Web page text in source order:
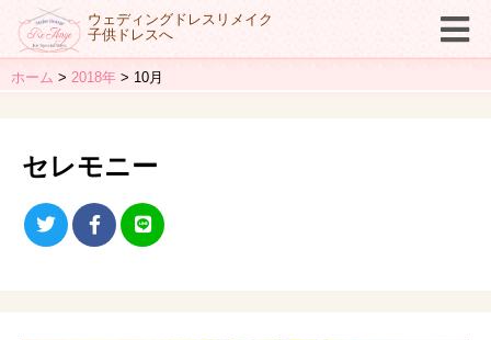
ウェディングドレスリメイク
子供ドレスへ
ホーム 2018年 10月
セレモニー